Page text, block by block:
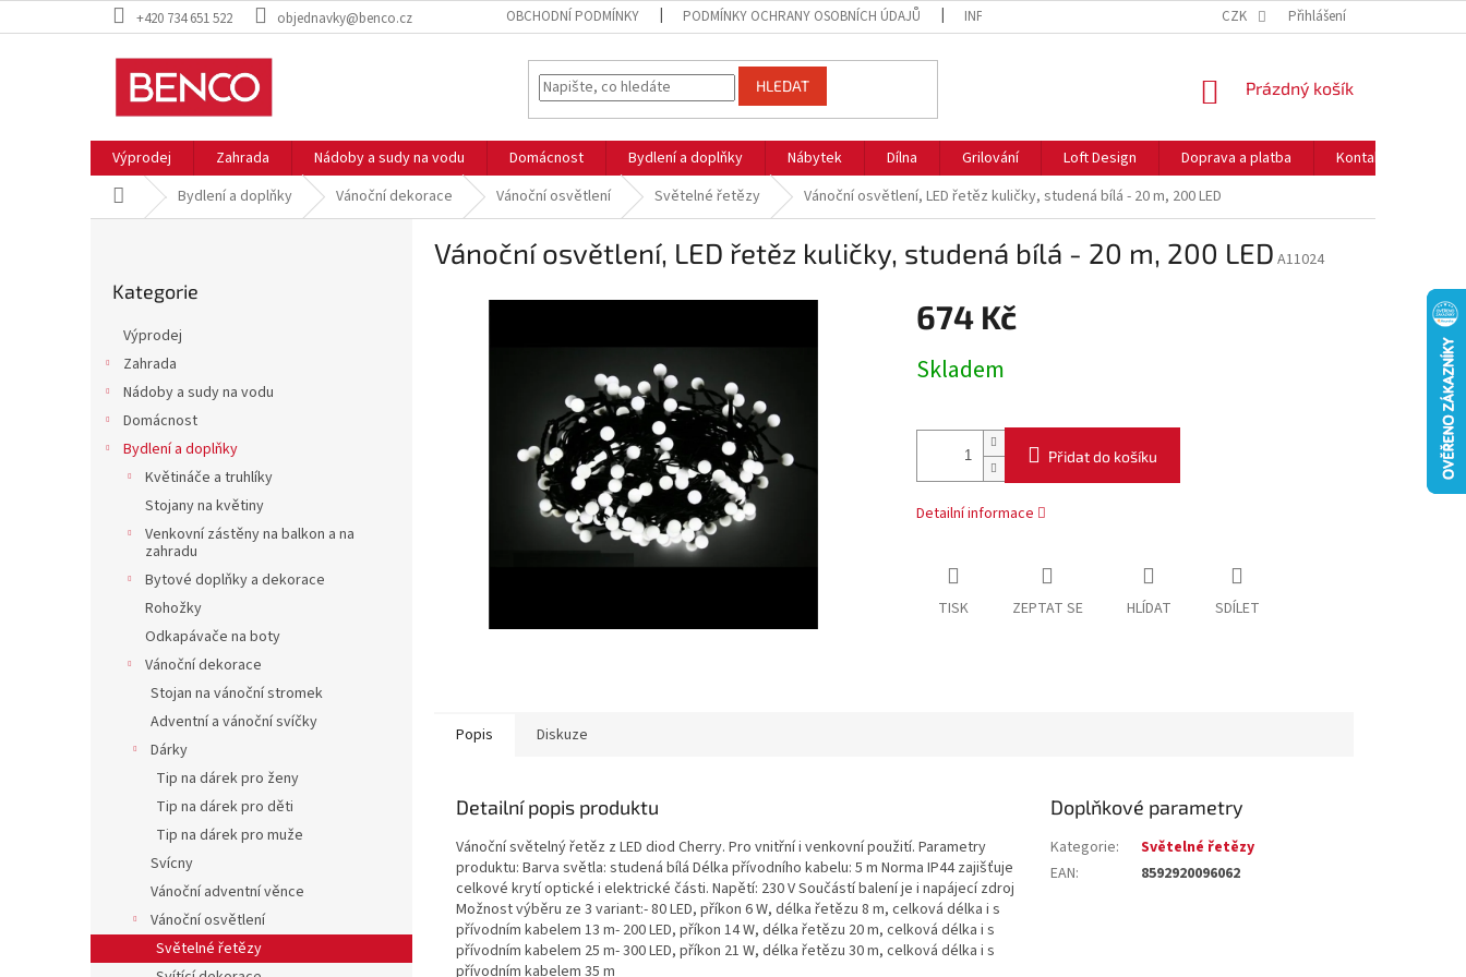
na
+420 734 651 522 objednavky@benco.cz OBCHODNÍ PODMÍNKY PODMÍNKY OCHRANY OSOBNÍCH ÚDAJŮ INFORMACE O COOKIES NEJČASTĚJŠÍ OTÁZKY
CZK Přihlášení
HLEDAT
NÁKUPNÍ
Prázdný košík
Výprodej Zahrada Nádoby a sudy na vodu Domácnost Bydlení a doplňky Nábytek Dílna Grilování Loft Design Doprava a platba Kontakty
Domů Bydlení a doplňky Vánoční dekorace Vánoční osvětlení Světelné řetězy Vánoční osvětlení, LED řetěz kuličky, studená bílá - 20 m, 200 LED
kategorie
Kategorie
Výprodej
Zahrada
Nádoby a sudy na vodu
Domácnost
Bydlení a doplňky
Květináče a truhlíky
Stojany na květiny
Venkovní zástěny na balkon a na
zahradu
Bytové doplňky a dekorace
Rohožky
Odkapávače na boty
Vánoční dekorace
Stojan na vánoční stromek
Adventní a vánoční svíčky
Dárky
Tip na dárek pro ženy
Tip na dárek pro děti
Tip na dárek pro muže
Svícny
Vánoční adventní věnce
Vánoční osvětlení
Světelné řetězy
Vánoční osvětlení, LED řetěz kuličky, studená bílá - 20 m, 200 LED A11024
674 Kč
cena:
Skladem
Přidat do košíku
Detailní informace
TISK ZEPTAT SE HLÍDAT SDÍLET
Popis Diskuze
Detailní popis produktu
Vánoční světelný řetěz z LED diod Cherry. Pro vnitřní i venkovní použití. Parametry
produktu: Barva světla: studená bílá Délka přívodního kabelu: 5 m Norma IP44 zajišťuje
celkové krytí optické i elektrické části. Napětí: 230 V Součástí balení je i napájecí zdroj
Možnost výběru ze 3 variant:- 80 LED, příkon 6 W, délka řetězu 8 m, celková délka i s
přívodním kabelem 13 m- 200 LED, příkon 14 W, délka řetězu 20 m, celková délka i s
přívodním kabelem 25 m- 300 LED, příkon 21 W, délka řetězu 30 m, celková délka i s
přívodním kabelem 35 m
Doplňkové parametry
Kategorie:
Světelné řetězy
EAN: 8592920096062